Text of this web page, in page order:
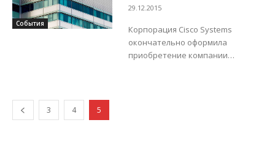
вводить пароли для
авторизации в...
События
приобретения
29.12.2015
Корпорация Cisco Systems
окончательно оформила
приобретение компании
3 4 5